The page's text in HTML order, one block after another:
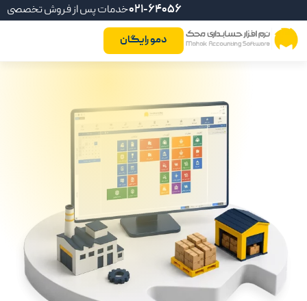
خدمات پس از فروش تخصصی021-64056
دمو رایگان